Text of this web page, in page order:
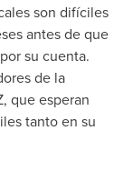
son difíciles
antes de que
su cuenta.
de la
que esperan
tanto en su